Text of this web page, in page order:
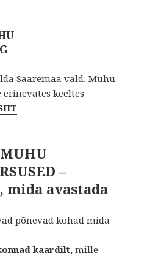
Saaremaa vald, Muhu
keeltes
–
mida avastada
põnevad kohad mida
kaardilt,mille